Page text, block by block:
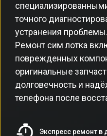
точного
устранения проблемы.
Ремонт сим лотка
поврежденных
оригинальные
долговечность и
телефона после
Экспресс ремонт в